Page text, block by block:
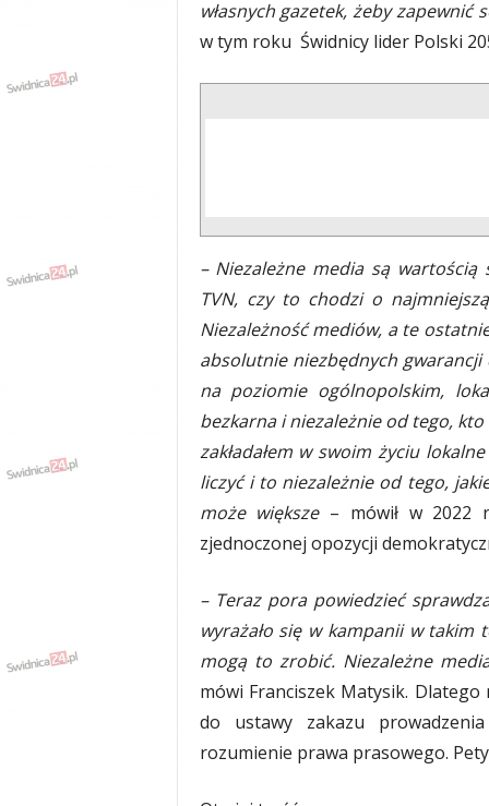
własnych gazetek, żeby
w tym roku Świdnicy lider Polski
– Niezależne media są
TVN, czy to chodzi o
Niezależność mediów, a te
absolutnie niezbędnych gwarancji
na poziomie ogólnopolskim,
bezkarna i niezależnie od tego,
zakładałem w swoim życiu
liczyć i to niezależnie od tego,
może większe– mówił w 2022
zjednoczonej opozycji
– Teraz pora powiedzieć
wyrażało się w kampanii w takim
mogą to zrobić. Niezależne
mówi Franciszek Matysik.
do ustawy zakazu
rozumienie prawa prasowego.